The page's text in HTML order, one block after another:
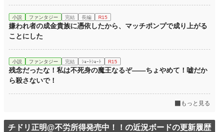
小説 ファンタジー 完結 長編 R15
嫌われ者の成金貴族に憑依したから、マッチポンプで成り上がる
ことにした
小説 ファンタジー 完結 ｼｮｰﾄｼｮｰﾄ R15
残念だったな！私は不死身の魔王なるぞ——ちょやめて！嘘だか
ら殺さないで！
もっと見る
チドリ正明@不労所得発売中！！の近況ボードの更新履歴